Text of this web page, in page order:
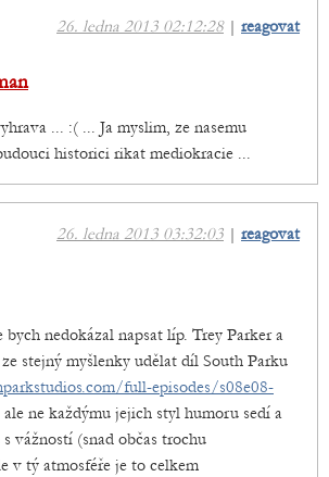
26. ledna 2013 02:12:28| reagovat
... :( ... Ja myslim, ze nasemu
historici rikat mediokracie ...
26. ledna 2013 03:32:03 | reagovat
nedokázal napsat líp. Trey Parker a
stejný myšlenky udělat díl South Parku
full-episodes/s08e08-
ale ne každýmu jejich styl humoru sedí a
vážností (snad občas trochu
v tý atmosféře je to celkem